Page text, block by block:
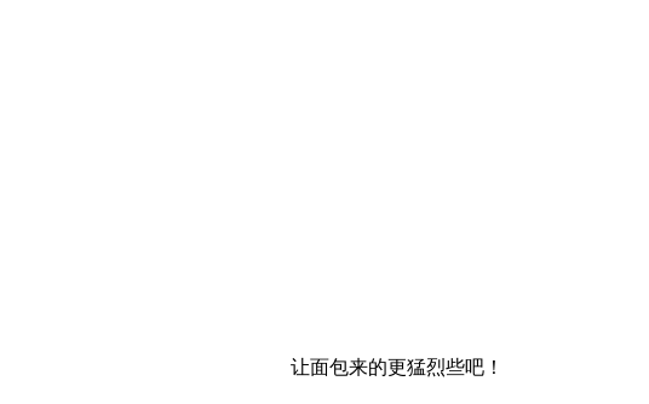
让面包来的更猛烈些吧！